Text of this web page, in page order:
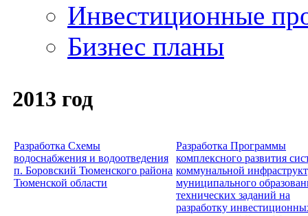
Инвестиционные
Бизнес планы
2013 год
Разработка Схемы
водоснабжения и водоотведения
п. Боровский Тюменского района
Тюменской области
Разработка Программы
комплексного развития
коммунальной
муниципального
технических заданий на
разработку